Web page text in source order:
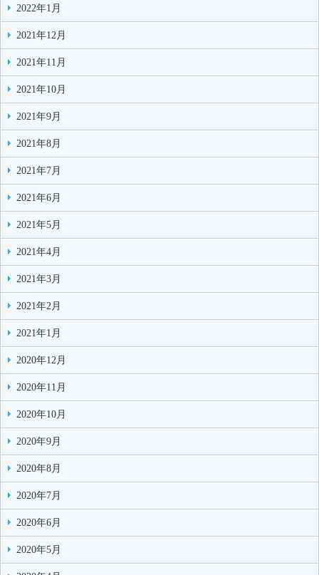
2022年1月
2021年12月
2021年11月
2021年10月
2021年9月
2021年8月
2021年7月
2021年6月
2021年5月
2021年4月
2021年3月
2021年2月
2021年1月
2020年12月
2020年11月
2020年10月
2020年9月
2020年8月
2020年7月
2020年6月
2020年5月